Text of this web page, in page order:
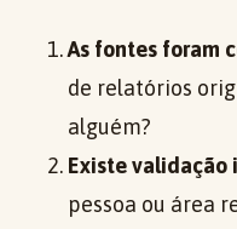
As fontes foram
de relatórios
alguém?
Existe validação
pessoa ou área